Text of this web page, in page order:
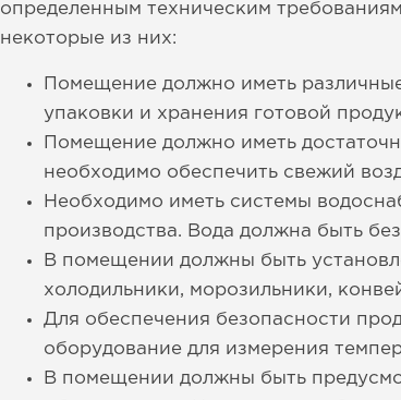
определенным техническим
некоторые из них:
Помещение должно иметь
упаковки и хранения готовой
Помещение должно иметь
необходимо обеспечить свежий
Необходимо иметь системы
производства. Вода должна быть
В помещении должны быть
холодильники, морозильники,
Для обеспечения безопасности
оборудование для измерения
В помещении должны быть